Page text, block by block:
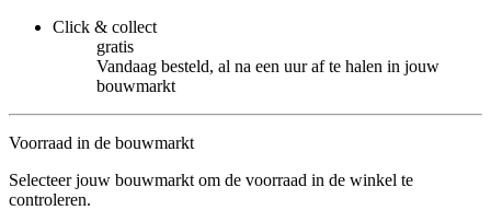
Click & collect
gratis
Vandaag besteld, al na een uur af te halen in jouw
bouwmarkt
Voorraad in de bouwmarkt
Selecteer jouw bouwmarkt om de voorraad in de winkel te
controleren.